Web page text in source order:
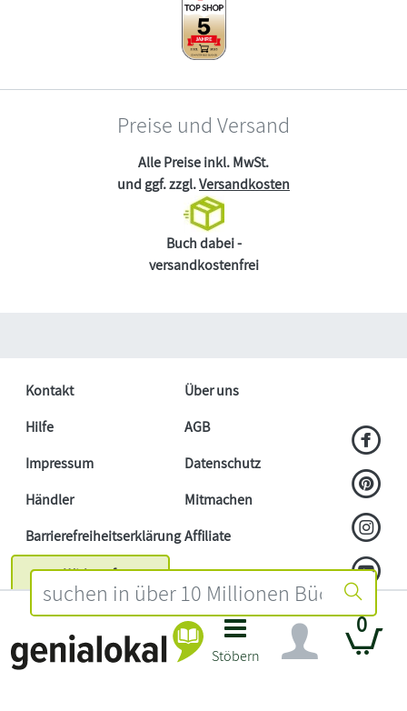
Stöbern
0
Preise und Versand
Alle Preise inkl. MwSt.
und ggf. zzgl.Versandkosten
Buch dabei -
versandkostenfrei
Kontakt
Über uns
Hilfe
AGB
Impressum
Datenschutz
Händler
Mitmachen
BarrierefreiheitserklärungAffiliate
Widerruf